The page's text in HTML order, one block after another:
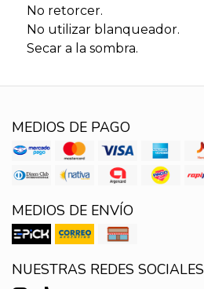
No retorcer.
No utilizar blanqueador.
Secar a la sombra.
MEDIOS DE PAGO
MEDIOS DE ENVÍO
NUESTRAS REDES SOCIALES